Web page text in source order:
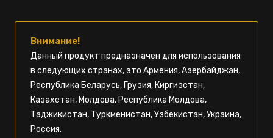
Внимание!
Данный продукт предназначен для использования
в следующих странах, это Армения, Азербайджан,
Республика Беларусь, Грузия, Киргизстан,
Казахстан, Молдова, Республика Молдова,
Таджикистан, Туркменистан, Узбекистан, Украина,
Россия.